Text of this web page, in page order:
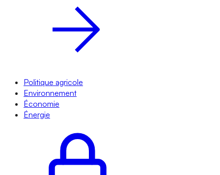
Politique agricole
Environnement
Économie
Énergie